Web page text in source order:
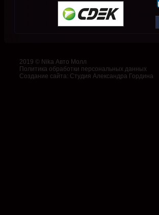
2019 © Nika Авто Молл
Политика обработки персональных данных
Создание сайта: Студия Александра Гордина